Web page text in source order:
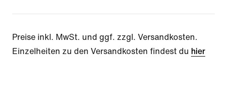
Preise inkl. MwSt. und ggf. zzgl. Versandkosten.
Einzelheiten zu den Versandkosten findest du hier